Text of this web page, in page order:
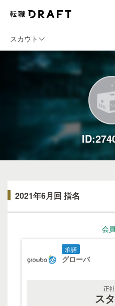
スカウト
2021年6月回 指名
会
承諾
グローバ
正
ス